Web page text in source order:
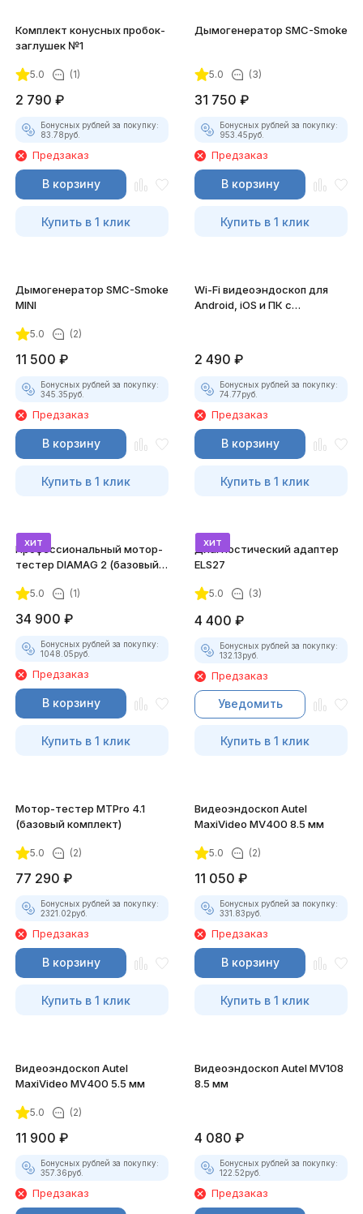
Комплект конусных пробок-
заглушек №1
5.0 (1)
2 790 ₽
Бонусных рублей за покупку:
83.78руб.
Предзаказ
В корзину
Купить в 1 клик
Дымогенератор SMC-Smoke
5.0 (3)
31 750 ₽
Бонусных рублей за покупку:
953.45руб.
Предзаказ
В корзину
Купить в 1 клик
Дымогенератор SMC-Smoke
MINI
5.0 (2)
11 500 ₽
Бонусных рублей за покупку:
345.35руб.
Предзаказ
В корзину
Купить в 1 клик
Wi-Fi видеоэндоскоп для
Android, iOS и ПК с
2 490 ₽
Бонусных рублей за покупку:
74.77руб.
Предзаказ
В корзину
Купить в 1 клик
хит
Профессиональный мотор-
тестер DIAMAG 2 (базовый
5.0 (1)
34 900 ₽
Бонусных рублей за покупку:
1048.05руб.
Предзаказ
В корзину
Купить в 1 клик
хит
Диагностический адаптер
ELS27
5.0 (3)
4 400 ₽
Бонусных рублей за покупку:
132.13руб.
Предзаказ
Уведомить
Купить в 1 клик
Мотор-тестер MTPro 4.1
(базовый комплект)
5.0 (2)
77 290 ₽
Бонусных рублей за покупку:
2321.02руб.
Предзаказ
В корзину
Купить в 1 клик
Видеоэндоскоп Autel
MaxiVideo MV400 8.5 мм
5.0 (2)
11 050 ₽
Бонусных рублей за покупку:
331.83руб.
Предзаказ
В корзину
Купить в 1 клик
Видеоэндоскоп Autel
MaxiVideo MV400 5.5 мм
5.0 (2)
11 900 ₽
Бонусных рублей за покупку:
357.36руб.
Предзаказ
Видеоэндоскоп Autel MV108
8.5 мм
4 080 ₽
Бонусных рублей за покупку:
122.52руб.
Предзаказ